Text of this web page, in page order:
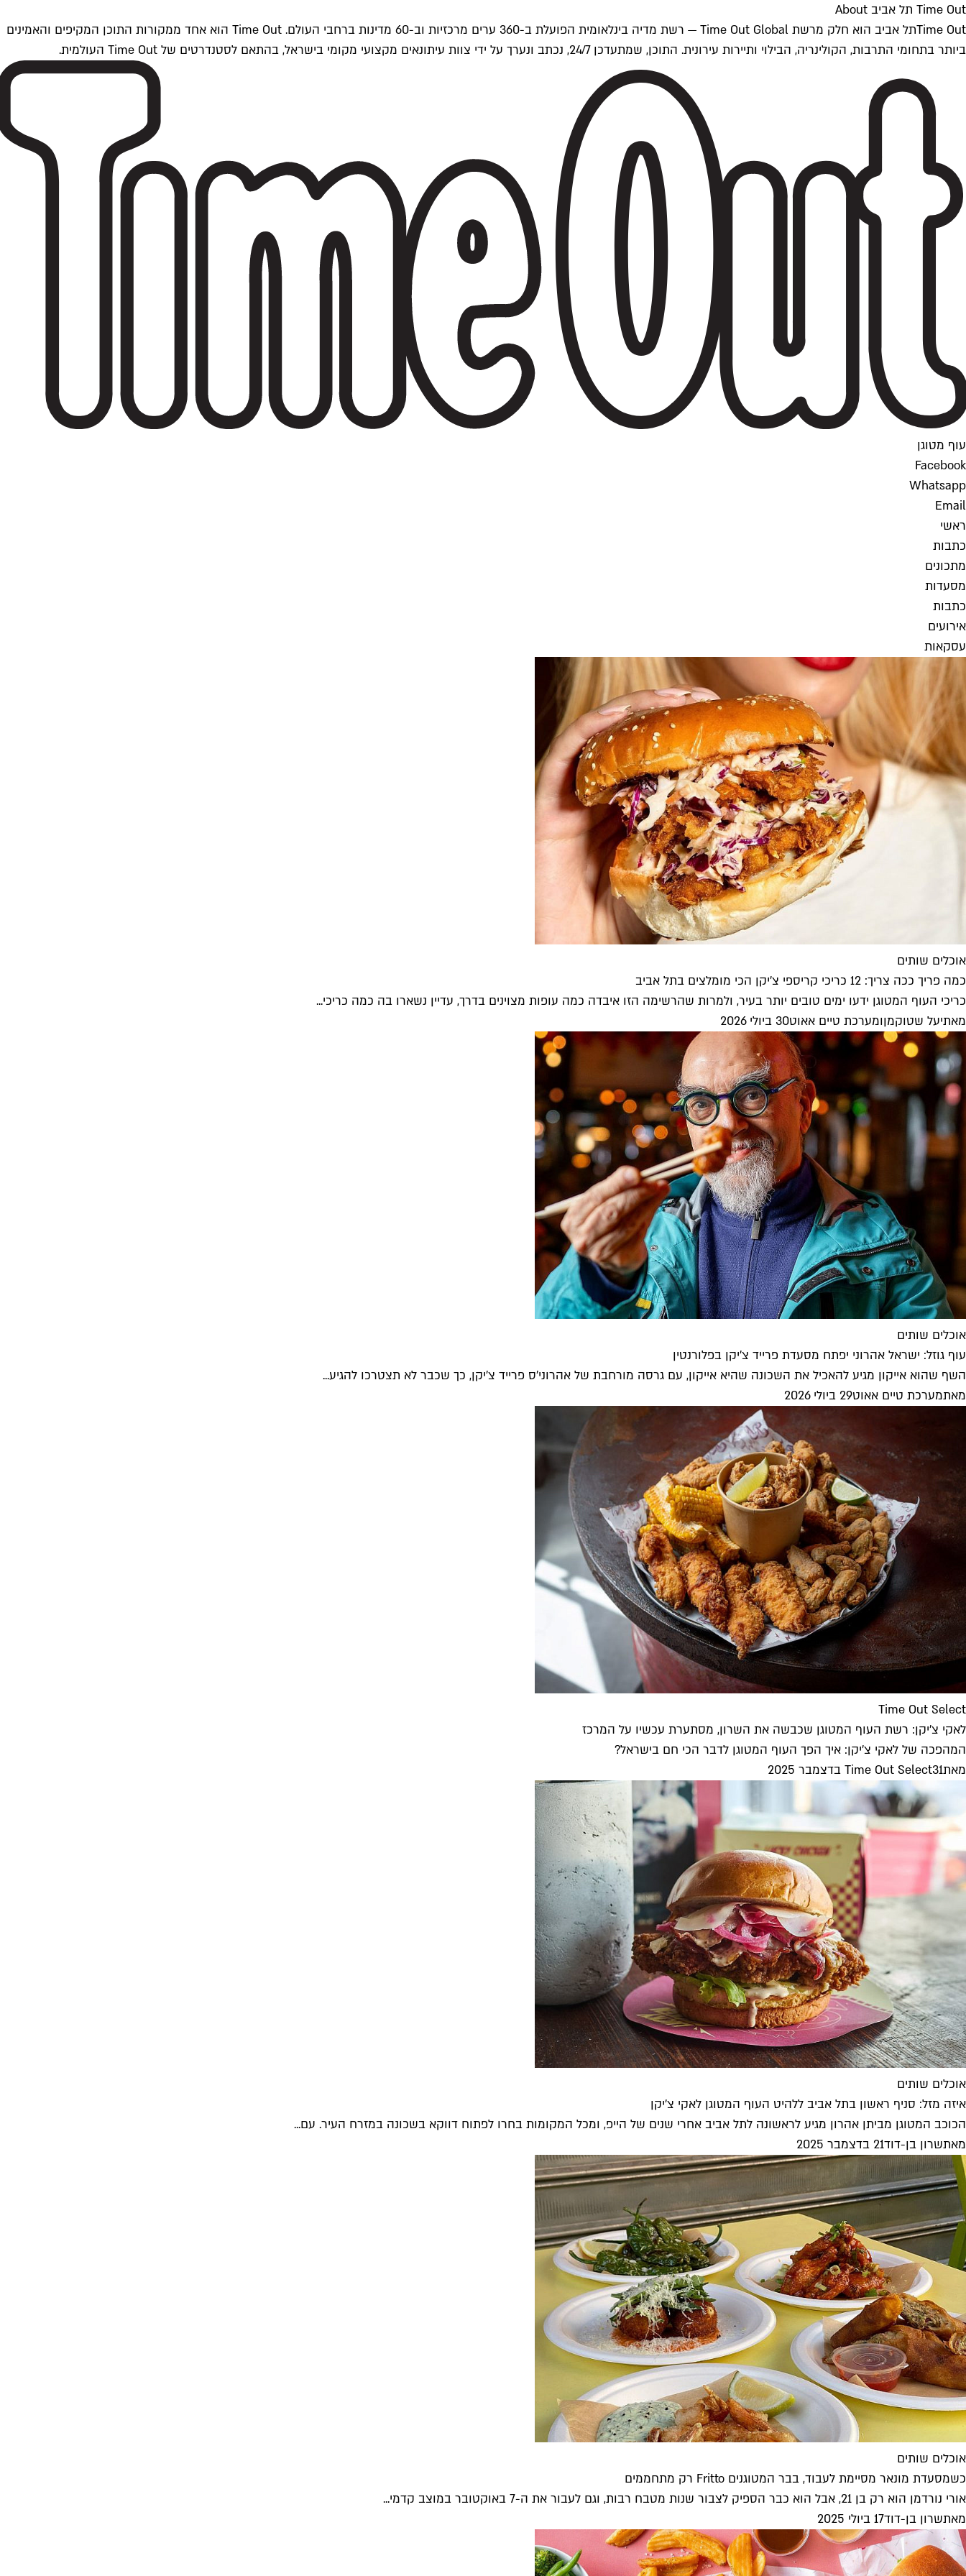
Time Out תל אביב About
Time Outתל אביב הוא חלק מרשת Time Out Global — רשת מדיה בינלאומית הפועלת ב-360 ערים מרכזיות וב-60 מדינות ברחבי העולם. Time Out הוא אחד ממקורות התוכן המקיפים והאמינים
ביותר בתחומי התרבות, הקולינריה, הבילוי ותיירות עירונית. התוכן, שמתעדכן 24/7, נכתב ונערך על ידי צוות עיתונאים מקצועי מקומי בישראל, בהתאם לסטנדרטים של Time Out העולמית.
עוף מטוגן
Facebook
Whatsapp
Email
ראשי
כתבות
מתכונים
מסעדות
כתבות
אירועים
עסקאות
אוכלים שותים
כמה פריך ככה צריך: 12 כריכי קריספי צ'יקן הכי מומלצים בתל אביב
כריכי העוף המטוגן ידעו ימים טובים יותר בעיר, ולמרות שהרשימה הזו איבדה כמה עופות מצוינים בדרך, עדיין נשארו בה כמה כריכי...
מאתיעל שטוקמןומערכת טיים אאוט30 ביולי 2026
אוכלים שותים
עוף גוזל: ישראל אהרוני יפתח מסעדת פרייד צ'יקן בפלורנטין
השף שהוא אייקון מגיע להאכיל את השכונה שהיא אייקון, עם גרסה מורחבת של אהרוני׳ס פרייד צ׳יקן, כך שכבר לא תצטרכו להגיע...
מאתמערכת טיים אאוט29 ביולי 2026
Time Out Select
לאקי צ’יקן: רשת העוף המטוגן שכבשה את השרון, מסתערת עכשיו על המרכז
המהפכה של לאקי צ'יקן: איך הפך העוף המטוגן לדבר הכי חם בישראל?
מאת
Time Out Select31 בדצמבר 2025
אוכלים שותים
איזה מזל: סניף ראשון בתל אביב ללהיט העוף המטוגן לאקי צ'יקן
הכוכב המטוגן מביתן אהרון מגיע לראשונה לתל אביב אחרי שנים של הייפ, ומכל המקומות בחרו לפתוח דווקא בשכונה במזרח העיר. עם...
מאתשרון בן-דוד21 בדצמבר 2025
אוכלים שותים
כשמסעדת מונאר מסיימת לעבוד, בבר המטוגנים Fritto רק מתחממים
אורי נורדמן הוא רק בן 21, אבל הוא כבר הספיק לצבור שנות מטבח רבות, וגם לעבור את ה-7 באוקטובר במוצב קדמי...
מאתשרון בן-דוד17 ביולי 2025